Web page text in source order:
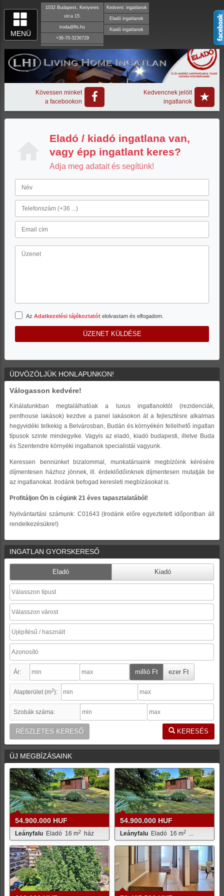
MENÜ
1032 Budapest, Kenyeres
utca 15.
iroda@lhi.hu
+36-70-3236729
Kedvenc ingatlanok
Eladó ingatlanok
Kiadó ingatlanok
Kövessen minket
a facebookon
Kedvencnek jelölt
ingatlanok
Eladó / kiadó ingatlana van,
vagy épp ingatlant keres?
Adja meg adatait és segítünk!
AzAdatkezelési tájékoztatót elolvastam és elfogadom.
ÜZENET KÜLDÉSE
ÜDVÖZÖLJÜK HONLAPUNKON!
Válogasson kedvére!
Kínálatunkban megtalálhatóak a luxus ingatlanoktól (rezidenciák,
penthouse lakások) kezdve a panel lakásokon át a fejlesztésre alkalmas
hegyvidéki telkekig a Belvárosban, Budán és környékén fellelhető ingatlan
típusok szinte mindegyike. Vagyis az eladó, kiadó budapesti, illetve Buda
és Szentendre környéki ingatlanok specialistái vagyunk.
Keressen bennünket bizalommal, munkatársaink megbízóink kérésére
díjmentesen házhoz jönnek, ill. érdeklődőinknek díjmentesen mutatják be
az ingatlanokat. Irodánk befogad keresleti megbízásokat is.
Profitáljon Ön is cégünk 21 éves tapasztalatából!
Nyilvántartási számunk: C01643 (Irodánk előre egyeztetett időpontban áll
rendelkezésükre!)
INGATLAN GYORSKERESŐ
Eladó Kiadó
Ár: millió Ft ezer Ft
Alapterület (m2):
Szobák száma:
RÉSZLETES KERESŐ KERESÉS
ÚJ MEGBÍZÁSAINK
54.900.000 HUF
Leányfalu Eladó 16 m2 ház
54.900.000 HUF
Leányfalu Eladó 16 m2 ...